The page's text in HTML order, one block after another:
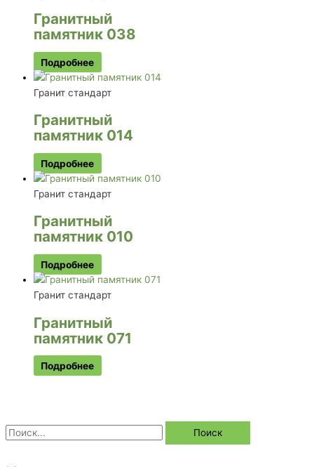
Гранитный
памятник 038
Подробнее
Гранит стандарт
Гранитный
памятник 014
Подробнее
Гранит стандарт
Гранитный
памятник 010
Подробнее
Гранит стандарт
Гранитный
памятник 071
Подробнее